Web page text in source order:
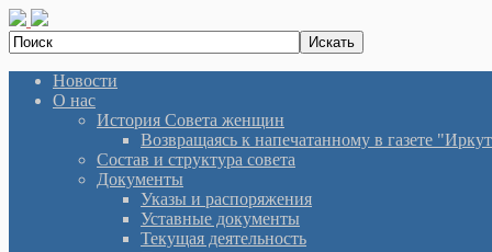
Новости
О нас
История Cовета женщин
Возвращаясь к напечатанному в газете
Состав и структура совета
Документы
Указы и распоряжения
Уставные документы
Текущая деятельность